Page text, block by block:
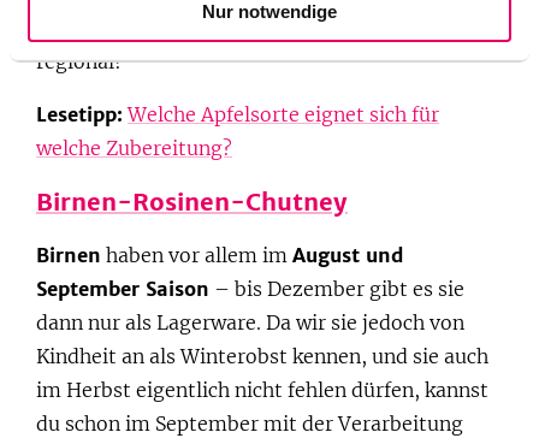
Nur notwendige
Apfelsorte zu verarbeiten – am besten natürlich
regional!
Lesetipp: Welche Apfelsorte eignet sich für
welche Zubereitung?
Birnen-Rosinen-Chutney
Birnen haben vor allem im August und
September Saison – bis Dezember gibt es sie
dann nur als Lagerware. Da wir sie jedoch von
Kindheit an als Winterobst kennen, und sie auch
im Herbst eigentlich nicht fehlen dürfen, kannst
du schon im September mit der Verarbeitung